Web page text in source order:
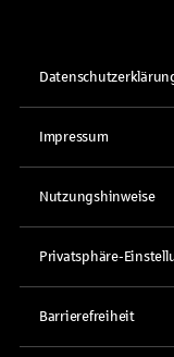
Impressum
Nutzungshinweise
Privatsphäre-
Barrierefreiheit